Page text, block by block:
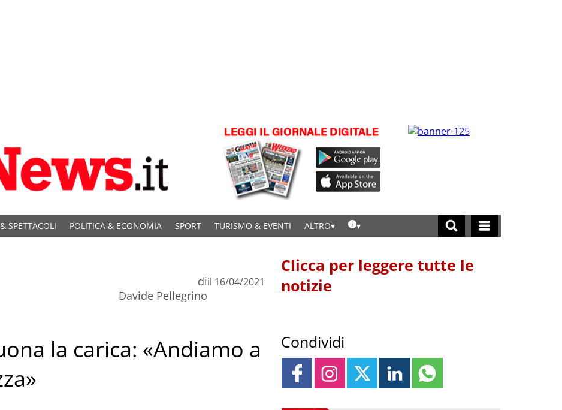
SPETTACOLI POLITICA & ECONOMIA SPORT TURISMO & EVENTI ALTRO
di
Davide Pellegrino
il 16/04/2021
la carica: «Andiamo a
Clicca per leggere tutte le
notizie
Condividi